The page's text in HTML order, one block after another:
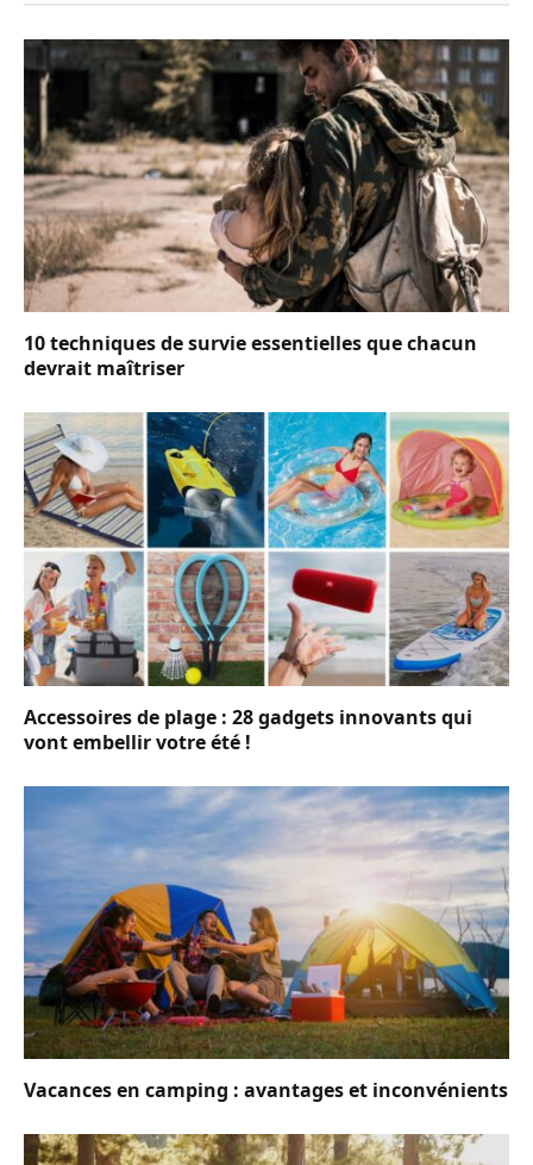
10 techniques de survie essentielles que chacun
devrait maîtriser
Accessoires de plage : 28 gadgets innovants qui
vont embellir votre été !
Vacances en camping : avantages et inconvénients